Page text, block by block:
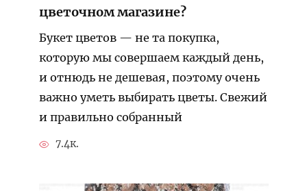
цветочном магазине?
Букет цветов — не та покупка,
которую мы совершаем каждый день,
и отнюдь не дешевая, поэтому очень
важно уметь выбирать цветы. Свежий
и правильно собранный
7.4к.